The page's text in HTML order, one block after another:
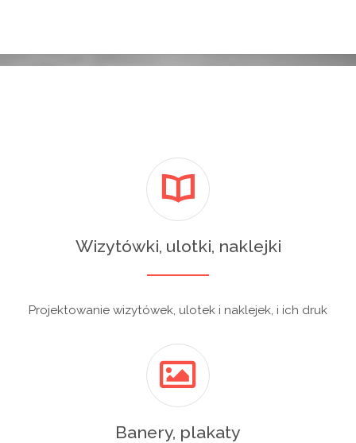
Wizytówki, ulotki, naklejki
Projektowanie wizytówek, ulotek i naklejek, i ich druk
Banery, plakaty